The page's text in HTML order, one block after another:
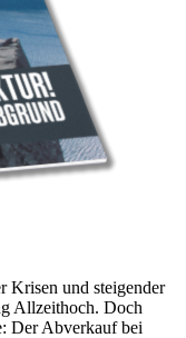
Krisen und steigender
Allzeithoch. Doch
Der Abverkauf bei